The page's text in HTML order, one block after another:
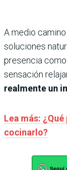
A medio
soluciones
presencia
sensación
realmente un
Lea más:
cocinarlo?